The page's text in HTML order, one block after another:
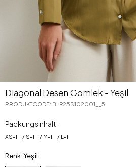
Diagonal Desen Gömlek - Yeşil
PRODUKTCODE: BLR25S102001__5
Packungsinhalt:
XS-1 S-1 M-1 L -1
Renk: Yeşil